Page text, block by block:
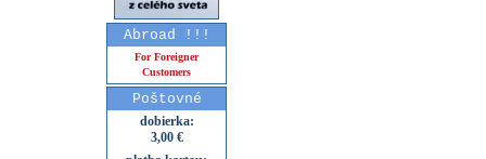
Abroad !!!
For Foreigner
Customers
Poštovné
dobierka:
3,00 €